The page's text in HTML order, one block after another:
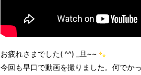
お疲れさまでした( ^^) _旦~~
今回も早口で動画を撮りました。何でか